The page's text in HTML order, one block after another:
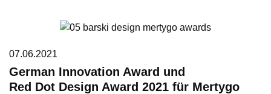
07.06.2021
German Innovation Award und
Red Dot Design Award 2021 für Mertygo